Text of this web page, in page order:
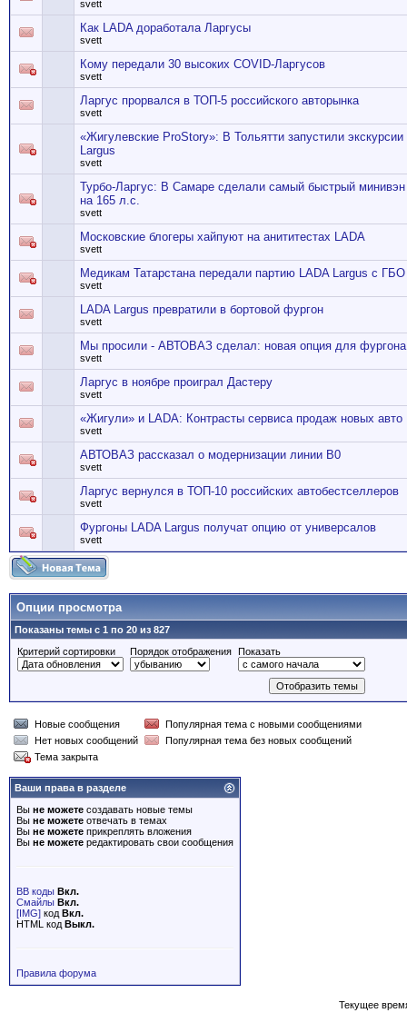
svett
Как LADA доработала Ларгусы
svett
Кому передали 30 высоких COVID-Ларгусов
svett
Ларгус прорвался в ТОП-5 российского авторынка
svett
«Жигулевские ProStory»: В Тольятти запустили экскурсии
Largus
svett
Турбо-Ларгус: В Самаре сделали самый быстрый минивэн
на 165 л.с.
svett
Московские блогеры хайпуют на анититестах LADA
svett
Медикам Татарстана передали партию LADA Largus с ГБО
svett
LADA Largus превратили в бортовой фургон
svett
Мы просили - АВТОВАЗ сделал: новая опция для фургона
svett
Ларгус в ноябре проиграл Дастеру
svett
«Жигули» и LADA: Контрасты сервиса продаж новых авто
svett
АВТОВАЗ рассказал о модернизации линии В0
svett
Ларгус вернулся в ТОП-10 российских автобестселлеров
svett
Фургоны LADA Largus получат опцию от универсалов
svett
Опции просмотра
Показаны темы с 1 по 20 из 827
Критерий сортировки
Порядок отображения Показать
Новые сообщения
Популярная тема с новыми сообщениями
Нет новых сообщений
Популярная тема без новых сообщений
Тема закрыта
Ваши права в разделе
Вы не можете создавать новые темы
Вы не можете отвечать в темах
Вы не можете прикреплять вложения
Вы не можете редактировать свои сообщения
BB коды Вкл.
Смайлы Вкл.
[IMG] код Вкл.
HTML код Выкл.
Правила форума
Текущее